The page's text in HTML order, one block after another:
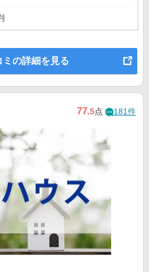
ミの詳細を見る
77.5点 181件